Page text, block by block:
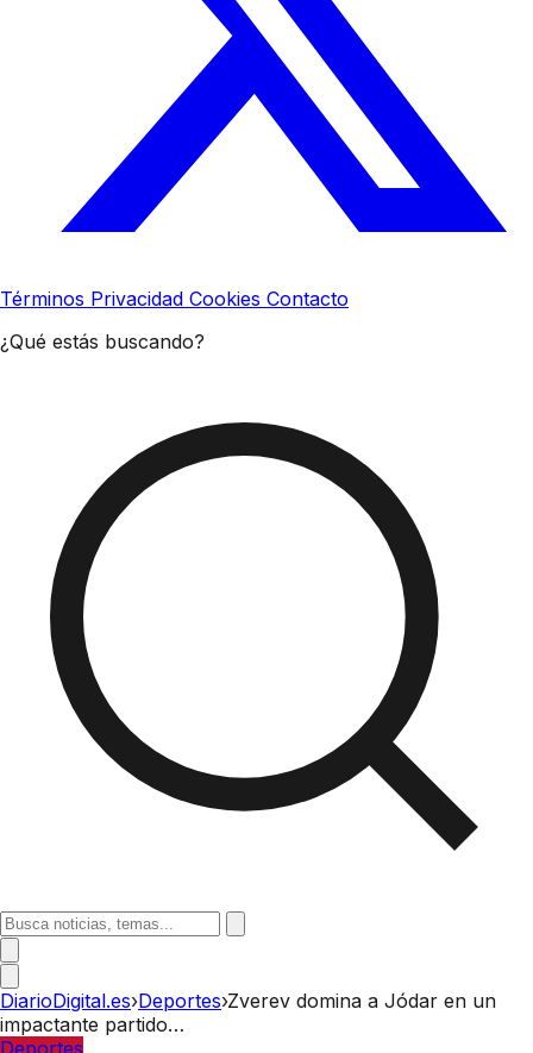
Términos Privacidad Cookies Contacto
¿Qué estás buscando?
DiarioDigital.es›Deportes›Zverev domina a Jódar en un
impactante partido…
Deportes